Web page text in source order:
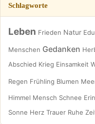
Schlagworte
Leben Frieden Natur
Menschen Gedanken
Abschied Krieg Einsamkeit
Regen Frühling Blumen
Himmel Mensch Schnee
Sonne Herz Trauer Ruhe